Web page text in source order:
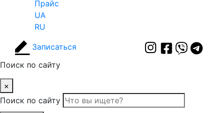
Прайс
UA
RU
Записаться
Поиск по сайту
×
Поиск по сайту